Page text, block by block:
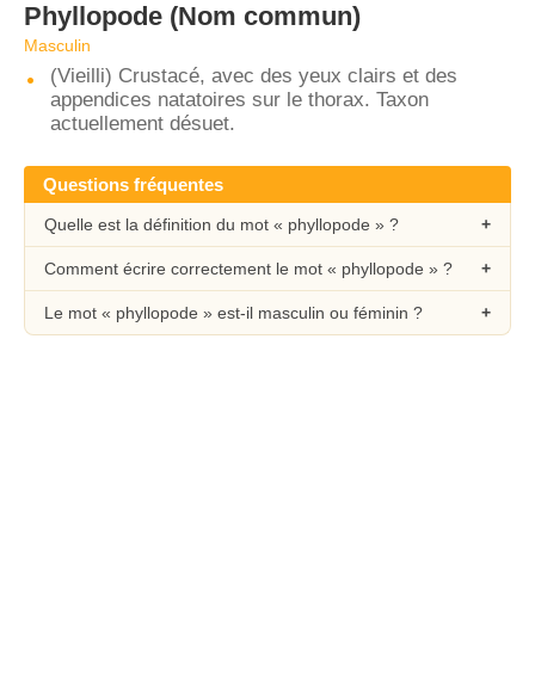
Phyllopode (Nom commun)
Masculin
(Vieilli) Crustacé, avec des yeux clairs et des
appendices natatoires sur le thorax. Taxon
actuellement désuet.
Questions fréquentes
Quelle est la définition du mot « phyllopode » ?
Comment écrire correctement le mot « phyllopode » ?
Le mot « phyllopode » est-il masculin ou féminin ?